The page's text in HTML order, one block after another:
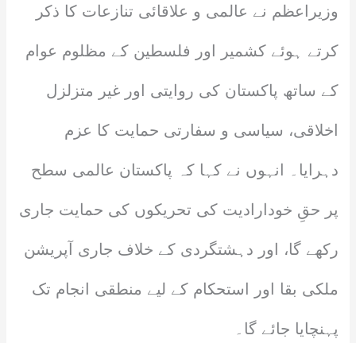
وزیراعظم نے عالمی و علاقائی تنازعات کا ذکر
کرتے ہوئے کشمیر اور فلسطین کے مظلوم عوام
کے ساتھ پاکستان کی روایتی اور غیر متزلزل
اخلاقی، سیاسی و سفارتی حمایت کا عزم
دہرایا۔ انہوں نے کہا کہ پاکستان عالمی سطح
پر حقِ خودارادیت کی تحریکوں کی حمایت جاری
رکھے گا، اور دہشتگردی کے خلاف جاری آپریشن
ملکی بقا اور استحکام کے لیے منطقی انجام تک
پہنچایا جائے گا۔